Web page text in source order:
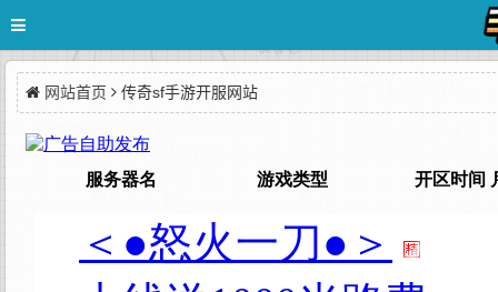
网站首页 传奇sf手游开服网站